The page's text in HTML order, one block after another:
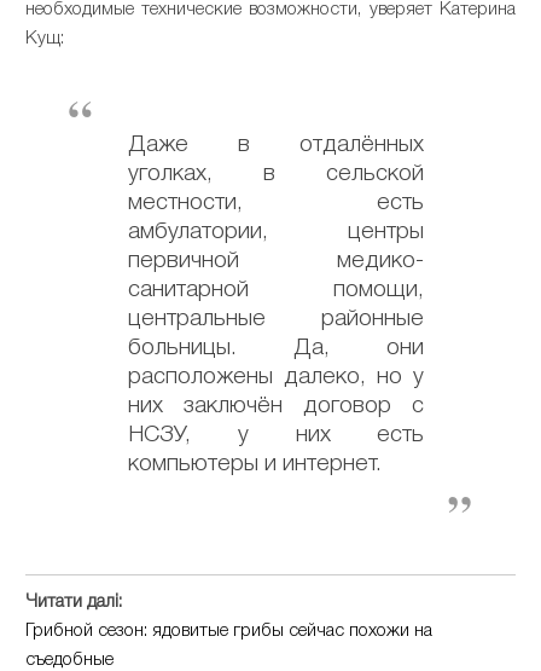
необходимые технические возможности, уверяет Катерина
Кущ:
Даже в отдалённых
уголках, в сельской
местности, есть
амбулатории, центры
первичной медико-
санитарной помощи,
центральные районные
больницы. Да, они
расположены далеко, но у
них заключён договор с
НСЗУ, у них есть
компьютеры и интернет.
Читати далі:
Грибной сезон: ядовитые грибы сейчас похожи на
съедобные